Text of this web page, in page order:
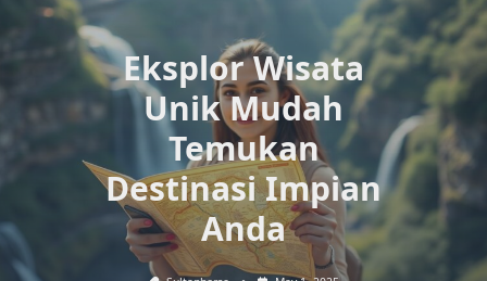
Eksplor Wisata
Unik Mudah
Temukan
Destinasi Impian
Anda